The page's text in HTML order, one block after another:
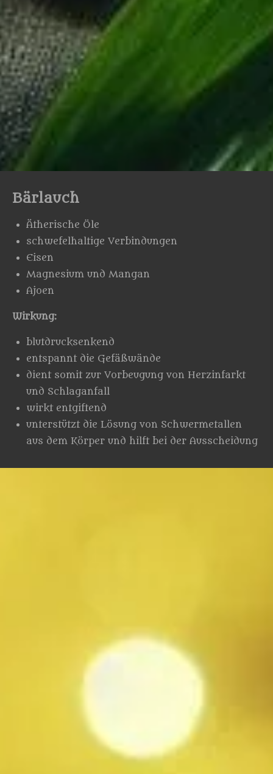
Bärlauch
Ätherische Öle
schwefelhaltige Verbindungen
Eisen
Magnesium und Mangan
Ajoen
Wirkung:
blutdrucksenkend
entspannt die Gefäßwände
dient somit zur Vorbeugung von Herzinfarkt
und Schlaganfall
wirkt entgiftend
unterstützt die Lösung von Schwermetallen
aus dem Körper und hilft bei der Ausscheidung